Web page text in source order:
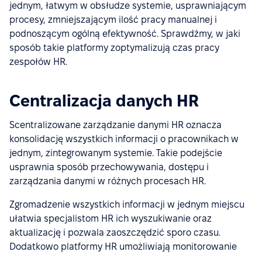
jednym, łatwym w obsłudze systemie, usprawniającym
procesy, zmniejszającym ilość pracy manualnej i
podnoszącym ogólną efektywność. Sprawdźmy, w jaki
sposób takie platformy zoptymalizują czas pracy
zespołów HR.
Centralizacja danych HR
Scentralizowane zarządzanie danymi HR oznacza
konsolidację wszystkich informacji o pracownikach w
jednym, zintegrowanym systemie. Takie podejście
usprawnia sposób przechowywania, dostępu i
zarządzania danymi w różnych procesach HR.
Zgromadzenie wszystkich informacji w jednym miejscu
ułatwia specjalistom HR ich wyszukiwanie oraz
aktualizację i pozwala zaoszczędzić sporo czasu.
Dodatkowo platformy HR umożliwiają monitorowanie